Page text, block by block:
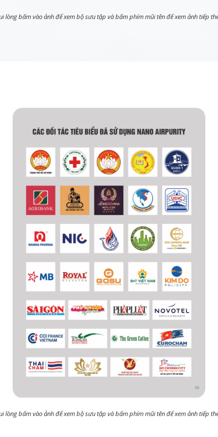
lòng bấm vào ảnh để xem bộ sưu tập và bấm phím mũi tên để xem ảnh tiếp
lòng bấm vào ảnh để xem bộ sưu tập và bấm phím mũi tên để xem ảnh tiếp